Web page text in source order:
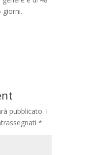
giorni.
pubblicato. I
*